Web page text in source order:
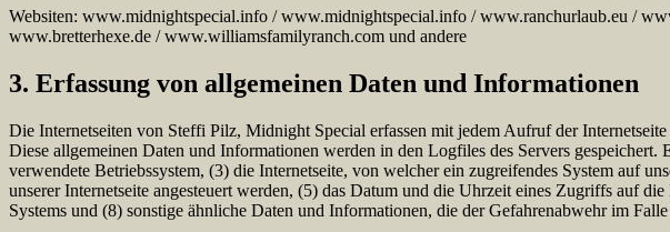
Websiten: www.midnightspecial.info / www.midnightspecial.info / www.ranchurlaub.eu /
www.bretterhexe.de / www.williamsfamilyranch.com und andere
3. Erfassung von allgemeinen Daten und Informationen
Die Internetseiten von Steffi Pilz, Midnight Special erfassen mit jedem Aufruf der
Diese allgemeinen Daten und Informationen werden in den Logfiles des Servers
verwendete Betriebssystem, (3) die Internetseite, von welcher ein zugreifendes System auf
unserer Internetseite angesteuert werden, (5) das Datum und die Uhrzeit eines Zugriffs auf
Systems und (8) sonstige ähnliche Daten und Informationen, die der Gefahrenabwehr im